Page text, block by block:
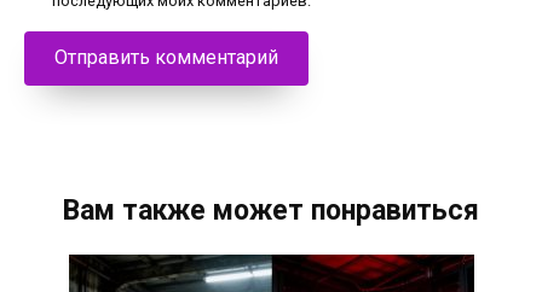
Вам также может понравиться